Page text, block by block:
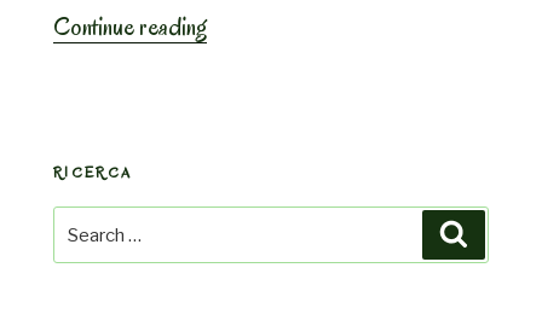
Continue reading““Anna
the
RICERCA
Search
for: